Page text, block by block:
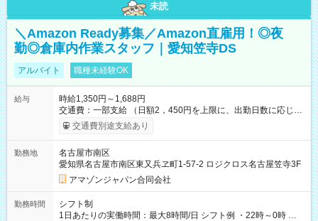
未読
＼Amazon Ready募集／Amazon直雇用！◎夜
勤◎倉庫内作業スタッフ｜愛知笠寺DS
アルバイト 職種未経験OK
給与
時給1,350円～1,688円
交通費：一部支給 （日額2，450円を上限に、出勤日数に応じて
実費支給） ※22:00～翌5:00までは時給25%UP！ ■給与前払い
制度あり ※前払い額の上限あり、手数料無料（Amazon負担）
交通費別途支給あり
勤務地
名古屋市南区
愛知県名古屋市南区東又兵ヱ町1-57-2 ロジクロス名古屋笠寺3F
アマゾンジャパン合同会社
勤務時間
シフト制
1日あたりの実働時間：最大8時間/日 シフト例 ・22時～0時 入